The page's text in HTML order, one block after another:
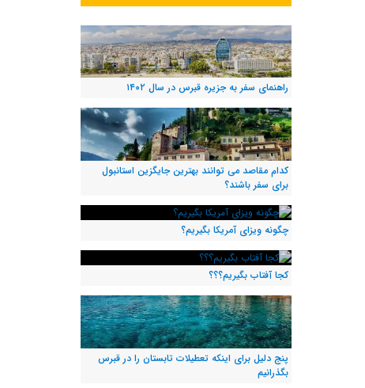
راهنمای سفر به جزیره قبرس در سال ۱۴۰۲
کدام مقاصد می توانند بهترین جایگزین استانبول
برای سفر باشند؟
چگونه ویزای آمریکا بگیریم؟
کجا آفتاب بگیریم؟؟؟
پنج دلیل برای اینکه تعطیلات تابستان را در قبرس
بگذرانیم